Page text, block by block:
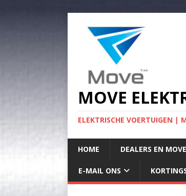
MOVE
ELEKTRISCHE VOERTUIGEN |
HOME DEALERS EN
E-MAIL ONS